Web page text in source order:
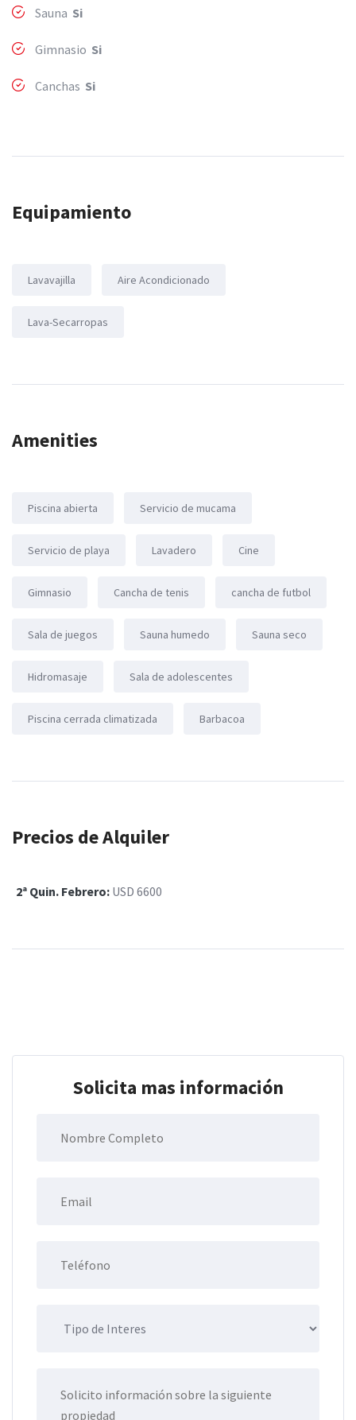
Sauna Si
Gimnasio Si
Canchas Si
Equipamiento
Lavavajilla Aire Acondicionado
Lava-Secarropas
Amenities
Piscina abierta Servicio de mucama
Servicio de playa Lavadero Cine
Gimnasio Cancha de tenis cancha de futbol
Sala de juegos Sauna humedo Sauna seco
Hidromasaje Sala de adolescentes
Piscina cerrada climatizada Barbacoa
Precios de Alquiler
2ª Quin. Febrero: USD 6600
Solicita mas información